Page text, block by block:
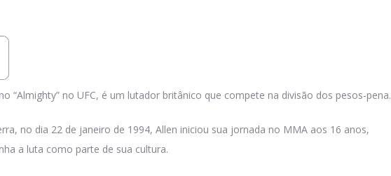
“Almighty” no UFC, é um lutador britânico que compete na divisão dos pesos-pena.
no dia 22 de janeiro de 1994, Allen iniciou sua jornada no MMA aos 16 anos,
a luta como parte de sua cultura.